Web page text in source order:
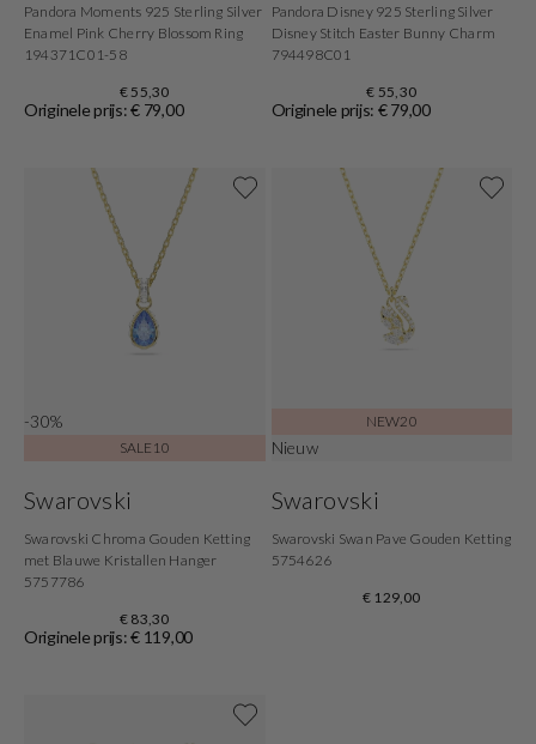
Pandora Moments 925 Sterling Silver
Enamel Pink Cherry Blossom Ring
194371C01-58
€ 55,30
Originele prijs: € 79,00
Pandora Disney 925 Sterling Silver
Disney Stitch Easter Bunny Charm
794498C01
€ 55,30
Originele prijs: € 79,00
-30%
SALE10
Swarovski
Swarovski Chroma Gouden Ketting
met Blauwe Kristallen Hanger
5757786
€ 83,30
Originele prijs: € 119,00
NEW20
Nieuw
Swarovski
Swarovski Swan Pave Gouden Ketting
5754626
€ 129,00